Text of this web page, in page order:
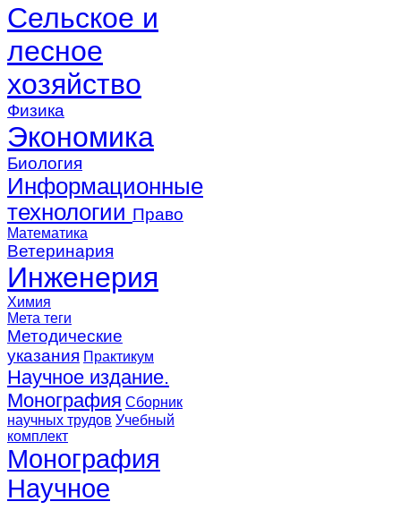
Сельское и
лесное
хозяйство
Физика
Экономика
Биология
Информационные
технологии Право
Математика
Ветеринария
Инженерия
Химия
Мета теги
Методические
указания Практикум
Научное издание.
Монография Сборник
научных трудов Учебный
комплект
Монография
Научное